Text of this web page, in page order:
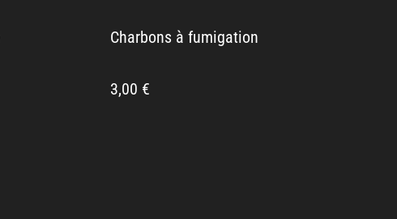
Charbons à fumigation
3,00 €